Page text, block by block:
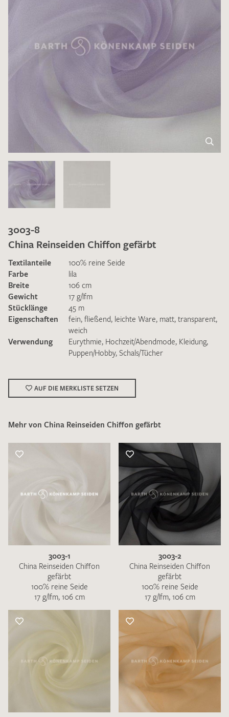
Ich bin damit einverstanden, dass meine angegebenen Daten
zur Beantwortung meiner Musteranfrage genutzt werden.
DieDatenschutzbestimmungenhabe ich zur Kenntnis
genommen und akzeptiere diese.
3003-8
China Reinseiden Chiffon gefärbt
Textilanteile
100% reine Seide
Farbe
lila
Breite
106 cm
Gewicht
17 g/lfm
Stücklänge
45 m
Eigenschaften
fein, fließend, leichte Ware, matt, transparent,
weich
Verwendung
Eurythmie, Hochzeit/Abendmode, Kleidung,
Puppen/Hobby, Schals/Tücher
AUF DIE MERKLISTE SETZEN
Mehr von China Reinseiden Chiffon gefärbt
3003-1
China Reinseiden Chiffon
gefärbt
100% reine Seide
17 g/lfm, 106 cm
3003-2
China Reinseiden Chiffon
gefärbt
100% reine Seide
17 g/lfm, 106 cm